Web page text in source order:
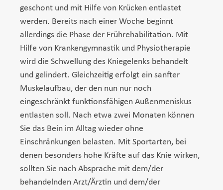
geschont und mit Hilfe von Krücken entlastet
werden. Bereits nach einer Woche beginnt
allerdings die Phase der Frührehabilitation. Mit
Hilfe von Krankengymnastik und Physiotherapie
wird die Schwellung des Kniegelenks behandelt
und gelindert. Gleichzeitig erfolgt ein sanfter
Muskelaufbau, der den nun nur noch
eingeschränkt funktionsfähigen Außenmeniskus
entlasten soll. Nach etwa zwei Monaten können
Sie das Bein im Alltag wieder ohne
Einschränkungen belasten. Mit Sportarten, bei
denen besonders hohe Kräfte auf das Knie wirken,
sollten Sie nach Absprache mit dem/der
behandelnden Arzt/Ärztin und dem/der